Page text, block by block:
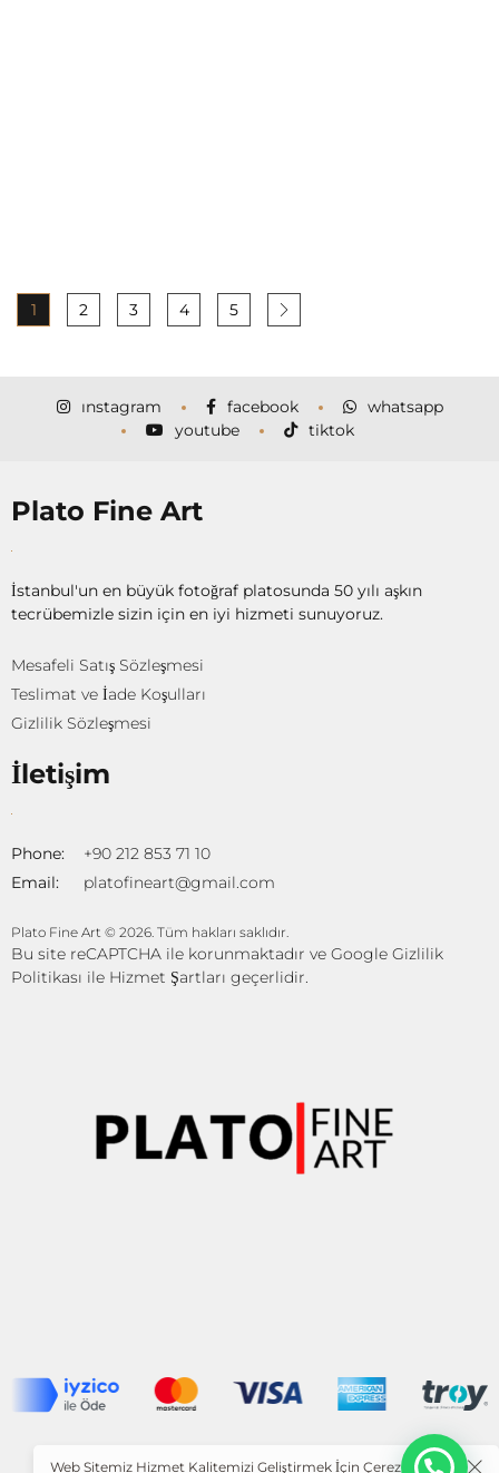
1 2 3 4 5
instagram facebook
whatsapp
youtube
tiktok
Plato Fine Art
İstanbul'un en büyük fotoğraf platosunda 50 yılı aşkın
tecrübemizle sizin için en iyi hizmeti sunuyoruz.
Mesafeli Satış Sözleşmesi
Teslimat ve İade Koşulları
Gizlilik Sözleşmesi
İletişim
Phone:
+90 212 853 71 10
Email:
platofineart@gmail.com
Plato Fine Art © 2026. Tüm hakları saklıdır.
Bu site reCAPTCHA ile korunmaktadır ve Google Gizlilik
Politikası ile Hizmet Şartları geçerlidir.
Web Sitemiz Hizmet Kalitemizi Geliştirmek İçin Çerezleri